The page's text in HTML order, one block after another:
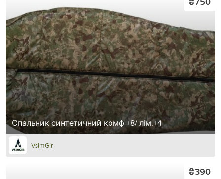
Спальник синтетичний комф +8/ лім.+4
VsimGir
₴390